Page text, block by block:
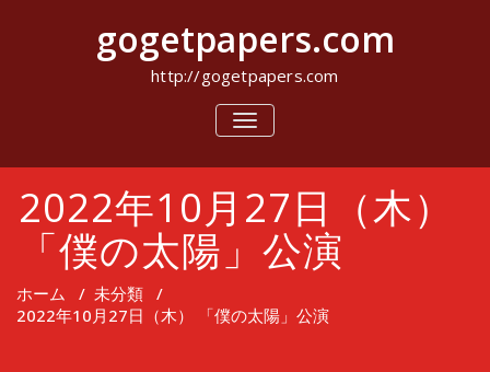
キ
gogetpapers.com
http://gogetpapers.com
ナ
ビ
シ
ョ
替
え
2022年10月27日（木）
「僕の太陽」公演
ホーム / 未分類 /
2022年10月27日（木） 「僕の太陽」公演